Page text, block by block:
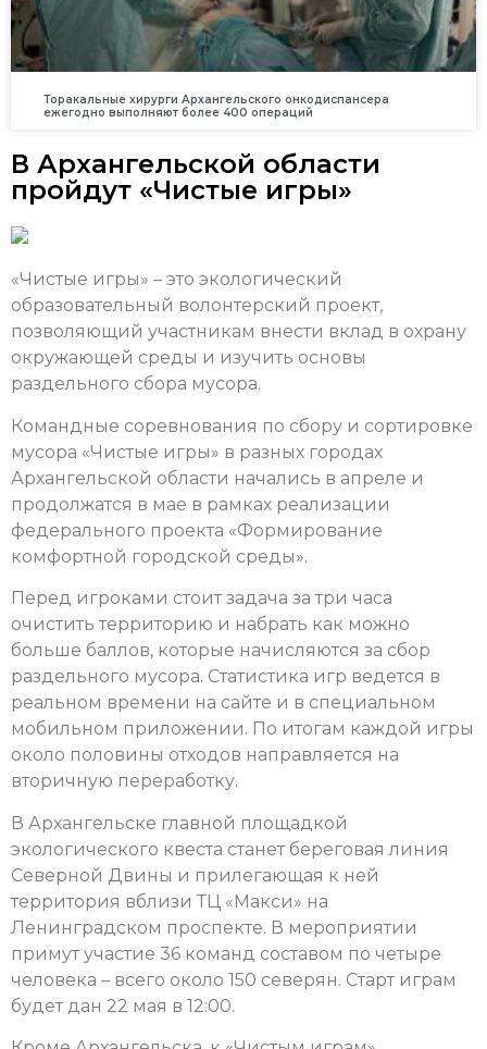
Торакальные хирурги Архангельского онкодиспансера
ежегодно выполняют более 400 операций
В Архангельской области
пройдут «Чистые игры»
«Чистые игры» – это экологический
образовательный волонтерский проект,
позволяющий участникам внести вклад в охрану
окружающей среды и изучить основы
раздельного сбора мусора.
Командные соревнования по сбору и сортировке
мусора «Чистые игры» в разных городах
Архангельской области начались в апреле и
продолжатся в мае в рамках реализации
федерального проекта «Формирование
комфортной городской среды».
Перед игроками стоит задача за три часа
очистить территорию и набрать как можно
больше баллов, которые начисляются за сбор
раздельного мусора. Статистика игр ведется в
реальном времени на сайте и в специальном
мобильном приложении. По итогам каждой игры
около половины отходов направляется на
вторичную переработку.
В Архангельске главной площадкой
экологического квеста станет береговая линия
Северной Двины и прилегающая к ней
территория вблизи ТЦ «Макси» на
Ленинградском проспекте. В мероприятии
примут участие 36 команд составом по четыре
человека – всего около 150 северян. Старт играм
будет дан 22 мая в 12:00.